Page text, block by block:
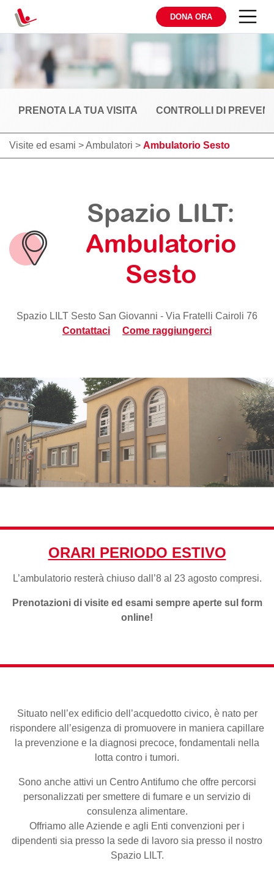
DONA ORA
PRENOTA LA TUA VISITA CONTROLLI DI
Visite ed esami >Ambulatori > Ambulatorio Sesto
Spazio LILT:
Ambulatorio
Sesto
Spazio LILT Sesto San Giovanni - Via Fratelli Cairoli 76
Contattaci
Come raggiungerci
ORARI PERIODO ESTIVO
L’ambulatorio resterà chiuso dall’8 al 23 agosto compresi.
Prenotazioni di visite ed esami sempre aperte sul form
online!
Situato nell’ex edificio dell’acquedotto civico, è nato per
rispondere all’esigenza di promuovere in maniera capillare
la prevenzione e la diagnosi precoce, fondamentali nella
lotta contro i tumori.
Sono anche attivi un Centro Antifumo che offre percorsi
personalizzati per smettere di fumare e un servizio di
consulenza alimentare.
Offriamo alle Aziende e agli Enti convenzioni per i
dipendenti sia presso la sede di lavoro sia presso il nostro
Spazio LILT.